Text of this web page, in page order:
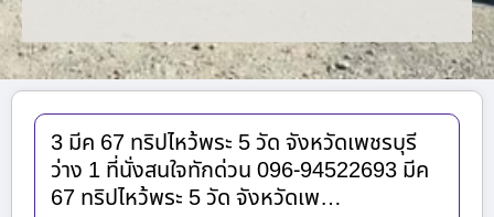
3 มีค 67 ทริปไหว้พระ 5 วัด จังหวัดเพชรบุรี
ว่าง 1 ที่นั่งสนใจทักด่วน 096-94522693 มีค
67 ทริปไหว้พระ 5 วัด จังหวัดเพ…